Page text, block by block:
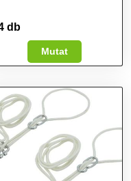
db
Mutat